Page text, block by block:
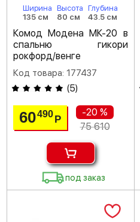
Ширина
135 см
Высота
80 см
Глубина
43.5 см
Комод Модена МК-20 в
спальню гикори
рокфорд/венге
Код товара: 177437
(5)
60490Р
-20 %
75 610
под заказ